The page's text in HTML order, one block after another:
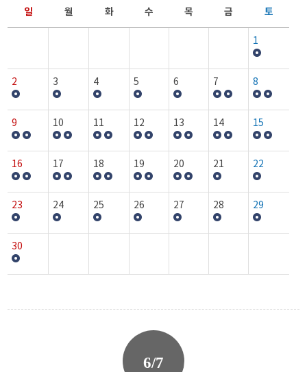
일 월 화 수 목 금 토
1
2 3 4 5 6 7 8
9 10 11 12 13 14 15
16 17 18 19 20 21 22
23 24 25 26 27 28 29
30
6/7